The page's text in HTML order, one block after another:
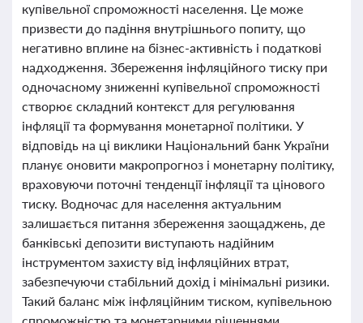
купівельної спроможності населення. Це може
призвести до падіння внутрішнього попиту, що
негативно вплине на бізнес-активність і податкові
надходження. Збереження інфляційного тиску при
одночасному зниженні купівельної спроможності
створює складний контекст для регулювання
інфляції та формування монетарної політики. У
відповідь на ці виклики Національний банк України
планує оновити макропрогноз і монетарну політику,
враховуючи поточні тенденції інфляції та цінового
тиску. Водночас для населення актуальним
залишається питання збереження заощаджень, де
банківські депозити виступають надійним
інструментом захисту від інфляційних втрат,
забезпечуючи стабільний дохід і мінімальні ризики.
Такий баланс між інфляційним тиском, купівельною